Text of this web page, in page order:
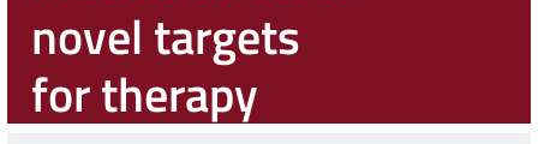
novel targets
for therapy